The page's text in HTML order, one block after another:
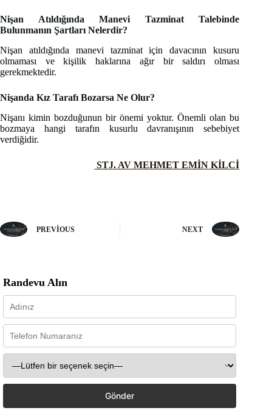
Nişan Atıldığında Manevi Tazminat Talebinde
Bulunmanın Şartları Nelerdir?
Nişan atıldığında manevi tazminat için davacının kusuru
olmaması ve kişilik haklarına ağır bir saldırı olması
gerekmektedir.
Nişanda Kız Tarafı Bozarsa Ne Olur?
Nişanı kimin bozduğunun bir önemi yoktur. Önemli olan bu
bozmaya hangi tarafın kusurlu davranışının sebebiyet
verdiğidir.
STJ. AV MEHMET EMİN KİLCİ
PREVIOUS NEXT
Randevu Alın